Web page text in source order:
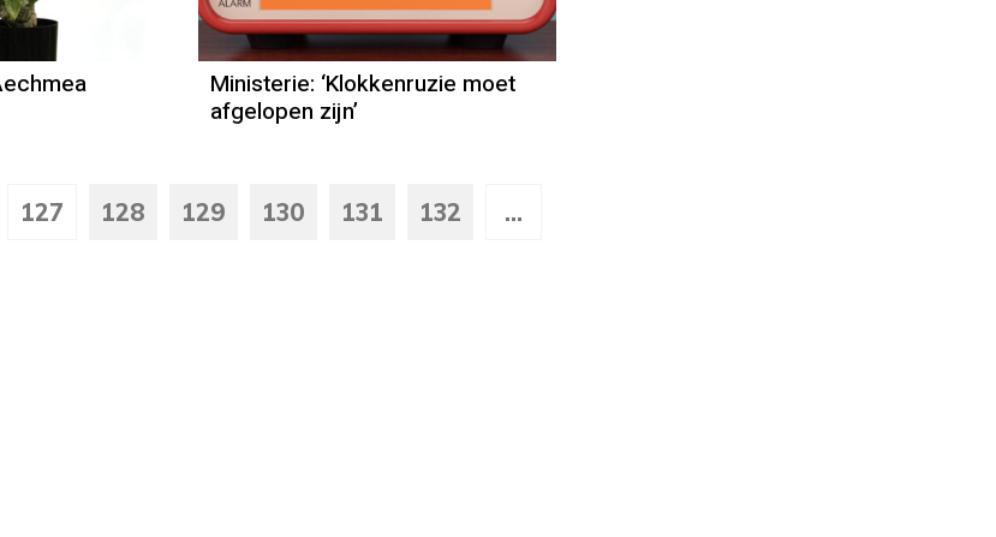
Ministerie: ‘Klokkenruzie moet
afgelopen zijn’
127 128 129 130 131 132 ...